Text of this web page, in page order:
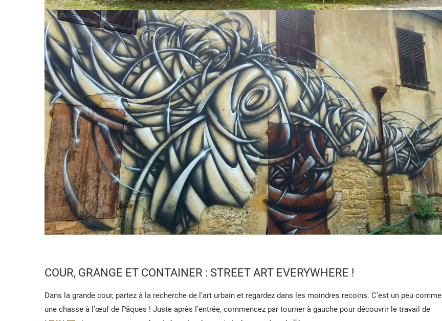
COUR, GRANGE ET CONTAINER : STREET ART EVERYWHERE !
Dans la grande cour, partez à la recherche de l’art urbain et regardez dans les moindres recoins. C’est un peu comme
une chasse à l’œuf de Pâques ! Juste après l’entrée, commencez par tourner à gauche pour découvrir le travail de